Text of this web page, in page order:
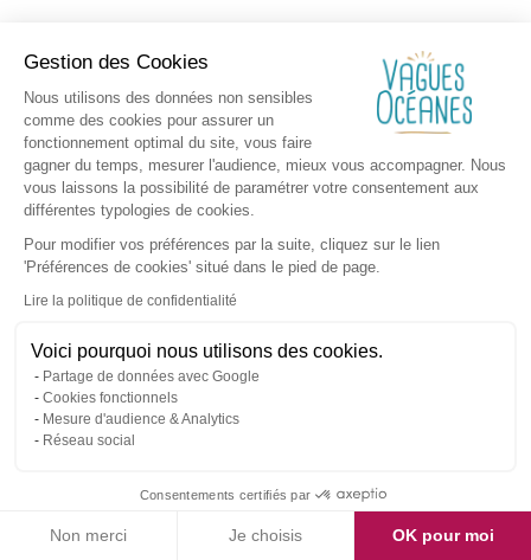
Gestion des Cookies
Nous utilisons des données non sensibles
comme des cookies pour assurer un
fonctionnement optimal du site, vous faire
gagner du temps, mesurer l'audience, mieux vous accompagner. Nous
vous laissons la possibilité de paramétrer votre consentement aux
différentes typologies de cookies.
Pour modifier vos préférences par la suite, cliquez sur le lien
'Préférences de cookies' situé dans le pied de page.
Lire la politique de confidentialité
Voici pourquoi nous utilisons des cookies.
Partage de données avec Google
Cookies fonctionnels
Mesure d'audience & Analytics
Réseau social
Consentements certifiés par
Non merci Je choisis OK pour moi